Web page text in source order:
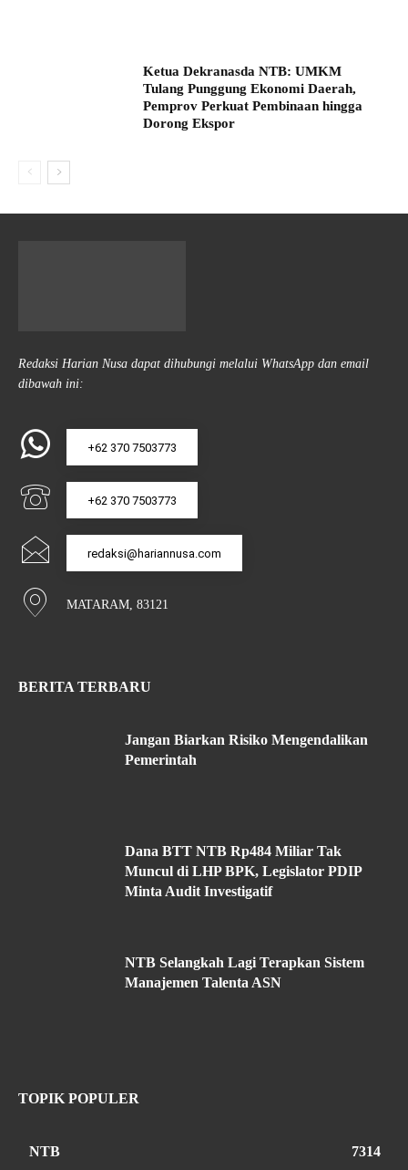
Ketua Dekranasda NTB: UMKM
Tulang Punggung Ekonomi Daerah,
Pemprov Perkuat Pembinaan hingga
Dorong Ekspor
Redaksi Harian Nusa dapat dihubungi melalui WhatsApp dan email
dibawah ini:
+62 370 7503773
+62 370 7503773
redaksi@hariannusa.com
MATARAM, 83121
BERITA TERBARU
Jangan Biarkan Risiko Mengendalikan
Pemerintah
Dana BTT NTB Rp484 Miliar Tak
Muncul di LHP BPK, Legislator PDIP
Minta Audit Investigatif
NTB Selangkah Lagi Terapkan Sistem
Manajemen Talenta ASN
TOPIK POPULER
NTB 7314